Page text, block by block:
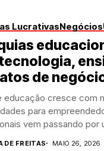
LucrativasNegócios
de
educação cresce com
para
vem passando por
DE FREITAS MAIO 26, 2026